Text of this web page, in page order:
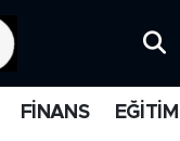
FİNANS EĞİTİM